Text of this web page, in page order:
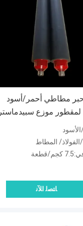
مطاطي أحمر/أسود
موزع سبيدماستر 74
الفولاذ/ المطاط
قطعة
ﺎﺘﺼﻟ ﺍﻶﻧ